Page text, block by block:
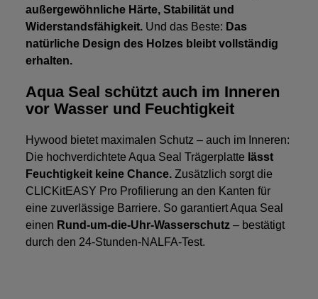
außergewöhnliche Härte, Stabilität und
Widerstandsfähigkeit. Und das Beste: Das
natürliche Design des Holzes bleibt vollständig
erhalten.
Aqua Seal schützt auch im Inneren
vor Wasser und Feuchtigkeit
Hywood bietet maximalen Schutz – auch im Inneren:
Die hochverdichtete Aqua Seal Trägerplatte lässt
Feuchtigkeit keine Chance. Zusätzlich sorgt die
CLICKitEASY Pro Profilierung an den Kanten für
eine zuverlässige Barriere. So garantiert Aqua Seal
einen Rund-um-die-Uhr-Wasserschutz – bestätigt
durch den 24-Stunden-NALFA-Test.